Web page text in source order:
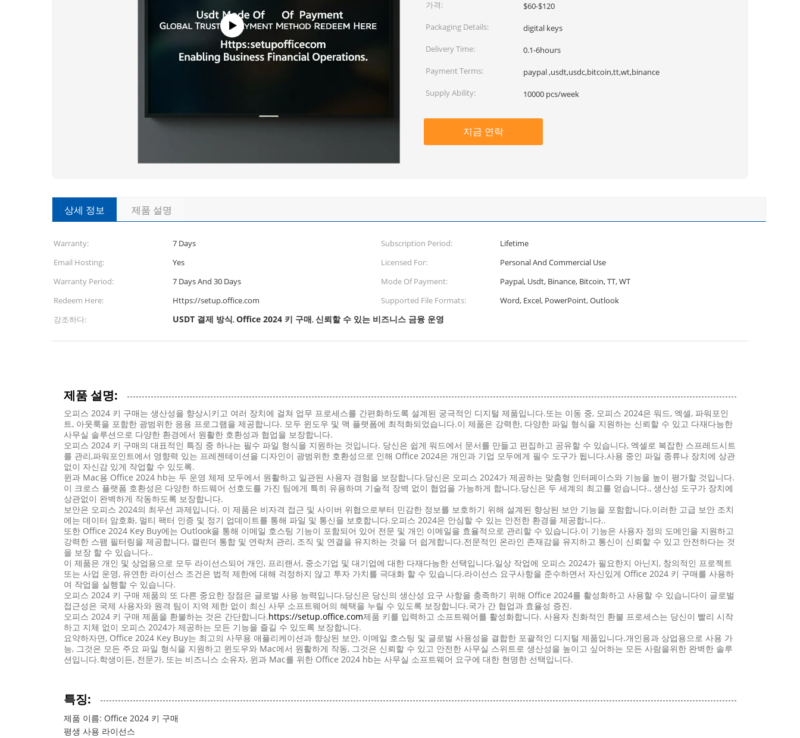
가격:
$60-$120
Packaging Details:
digital keys
Delivery Time:
0.1-6hours
Payment Terms:
paypal ,usdt,usdc,bitcoin,tt,wt,binance
Supply Ability:
10000 pcs/week
지금 연락
상세 정보 제품 설명
Warranty: 7 Days Subscription Period:
Lifetime
Email Hosting:
Yes Licensed For:
Personal And Commercial Use
Warranty Period:
7 Days And 30 Days Mode Of Payment:
Paypal, Usdt, Binance, Bitcoin, TT, WT
Redeem Here:
Https://setup.office.com Supported File Formats:
Word, Excel, PowerPoint, Outlook
강조하다:
USDT 결제 방식,Office 2024 키 구매,신뢰할 수 있는 비즈니스 금융 운영
제품 설명:
오피스 2024 키 구매는 생산성을 향상시키고 여러 장치에 걸쳐 업무 프로세스를 간편화하도록 설계된 궁극적인 디지털 제품입니다.또는 이동 중, 오피스 2024은 워드, 엑셀, 파워포인
트, 아웃룩을 포함한 광범위한 응용 프로그램을 제공합니다. 모두 윈도우 및 맥 플랫폼에 최적화되었습니다.이 제품은 강력한, 다양한 파일 형식을 지원하는 신뢰할 수 있고 다재다능한
사무실 솔루션으로 다양한 환경에서 원활한 호환성과 협업을 보장합니다.
오피스 2024 키 구매의 대표적인 특징 중 하나는 필수 파일 형식을 지원하는 것입니다. 당신은 쉽게 워드에서 문서를 만들고 편집하고 공유할 수 있습니다, 엑셀로 복잡한 스프레드시트
를 관리,파워포인트에서 영향력 있는 프레젠테이션을 디자인이 광범위한 호환성으로 인해 Office 2024은 개인과 기업 모두에게 필수 도구가 됩니다.사용 중인 파일 종류나 장치에 상관
없이 자신감 있게 작업할 수 있도록.
윈과 Mac용 Office 2024 hb는 두 운영 체제 모두에서 원활하고 일관된 사용자 경험을 보장합니다.당신은 오피스 2024가 제공하는 맞춤형 인터페이스와 기능을 높이 평가할 것입니다.
이 크로스 플랫폼 호환성은 다양한 하드웨어 선호도를 가진 팀에게 특히 유용하며 기술적 장벽 없이 협업을 가능하게 합니다.당신은 두 세계의 최고를 얻습니다., 생산성 도구가 장치에
상관없이 완벽하게 작동하도록 보장합니다.
보안은 오피스 2024의 최우선 과제입니다. 이 제품은 비자격 접근 및 사이버 위협으로부터 민감한 정보를 보호하기 위해 설계된 향상된 보안 기능을 포함합니다.이러한 고급 보안 조치
에는 데이터 암호화, 멀티 팩터 인증 및 정기 업데이트를 통해 파일 및 통신을 보호합니다.오피스 2024은 안심할 수 있는 안전한 환경을 제공합니다..
또한 Office 2024 Key Buy에는 Outlook을 통해 이메일 호스팅 기능이 포함되어 있어 전문 및 개인 이메일을 효율적으로 관리할 수 있습니다.이 기능은 사용자 정의 도메인을 지원하고
강력한 스팸 필터링을 제공합니다, 캘린더 통합 및 연락처 관리, 조직 및 연결을 유지하는 것을 더 쉽게합니다.전문적인 온라인 존재감을 유지하고 통신이 신뢰할 수 있고 안전하다는 것
을 보장 할 수 있습니다..
이 제품은 개인 및 상업용으로 모두 라이선스되어 개인, 프리랜서, 중소기업 및 대기업에 대한 다재다능한 선택입니다.일상 작업에 오피스 2024가 필요한지 아닌지, 창의적인 프로젝트
또는 사업 운영, 유연한 라이선스 조건은 법적 제한에 대해 걱정하지 않고 투자 가치를 극대화 할 수 있습니다.라이선스 요구사항을 준수하면서 자신있게 Office 2024 키 구매를 사용하
여 작업을 실행할 수 있습니다.
오피스 2024 키 구매 제품의 또 다른 중요한 장점은 글로벌 사용 능력입니다.당신은 당신의 생산성 요구 사항을 충족하기 위해 Office 2024를 활성화하고 사용할 수 있습니다이 글로벌
접근성은 국제 사용자와 원격 팀이 지역 제한 없이 최신 사무 소프트웨어의 혜택을 누릴 수 있도록 보장합니다.국가 간 협업과 효율성 증진.
오피스 2024 키 구매 제품을 환불하는 것은 간단합니다.https://setup.office.com제품 키를 입력하고 소프트웨어를 활성화합니다. 사용자 친화적인 환불 프로세스는 당신이 빨리 시작
하고 지체 없이 오피스 2024가 제공하는 모든 기능을 즐길 수 있도록 보장합니다.
요약하자면, Office 2024 Key Buy는 최고의 사무용 애플리케이션과 향상된 보안, 이메일 호스팅 및 글로벌 사용성을 결합한 포괄적인 디지털 제품입니다.개인용과 상업용으로 사용 가
능, 그것은 모든 주요 파일 형식을 지원하고 윈도우와 Mac에서 원활하게 작동, 그것은 신뢰할 수 있고 안전한 사무실 스위트로 생산성을 높이고 싶어하는 모든 사람을위한 완벽한 솔루
션입니다.학생이든, 전문가, 또는 비즈니스 소유자, 윈과 Mac를 위한 Office 2024 hb는 사무실 소프트웨어 요구에 대한 현명한 선택입니다.
특징:
제품 이름: Office 2024 키 구매
평생 사용 라이선스